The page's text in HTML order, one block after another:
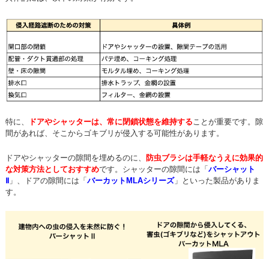
特に、 ドアやシャッターは、常に閉鎖状態を維持する ことが重要です。隙
間があれば、そこからゴキブリが侵入する可能性があります。
ドアやシャッターの隙間を埋めるのに、 防虫ブラシは手軽なうえに効果的
な対策方法としておすすめです。シャッターの隙間には「バーシャット
Ⅱ」、ドアの隙間には「バーカットMLAシリーズ」といった製品がありま
す。